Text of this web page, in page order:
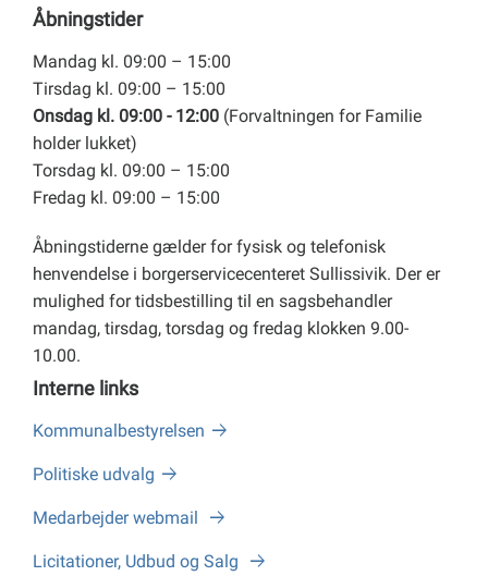
Åbningstider
Mandag kl. 09:00 – 15:00
Tirsdag kl. 09:00 – 15:00
Onsdag kl. 09:00 - 12:00 (Forvaltningen for Familie
holder lukket)
Torsdag kl. 09:00 – 15:00
Fredag kl. 09:00 – 15:00
Åbningstiderne gælder for fysisk og telefonisk
henvendelse i borgerservicecenteret Sullissivik. Der er
mulighed for tidsbestilling til en sagsbehandler
mandag, tirsdag, torsdag og fredag klokken 9.00-
10.00.
Interne links
Kommunalbestyrelsen
Politiske udvalg
Medarbejder webmail
Licitationer, Udbud og Salg